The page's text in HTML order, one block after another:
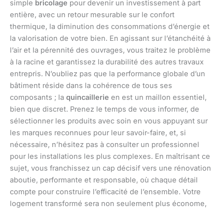
simple bricolage pour devenir un investissement à part
entière, avec un retour mesurable sur le confort
thermique, la diminution des consommations d’énergie et
la valorisation de votre bien. En agissant sur l’étanchéité à
l’air et la pérennité des ouvrages, vous traitez le problème
à la racine et garantissez la durabilité des autres travaux
entrepris. N’oubliez pas que la performance globale d’un
bâtiment réside dans la cohérence de tous ses
composants ; la quincaillerie en est un maillon essentiel,
bien que discret. Prenez le temps de vous informer, de
sélectionner les produits avec soin en vous appuyant sur
les marques reconnues pour leur savoir-faire, et, si
nécessaire, n’hésitez pas à consulter un professionnel
pour les installations les plus complexes. En maîtrisant ce
sujet, vous franchissez un cap décisif vers une rénovation
aboutie, performante et responsable, où chaque détail
compte pour construire l’efficacité de l’ensemble. Votre
logement transformé sera non seulement plus économe,